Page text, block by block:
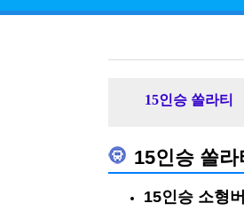
15인승 쏠라티
15인승 쏠라
15인승 소형